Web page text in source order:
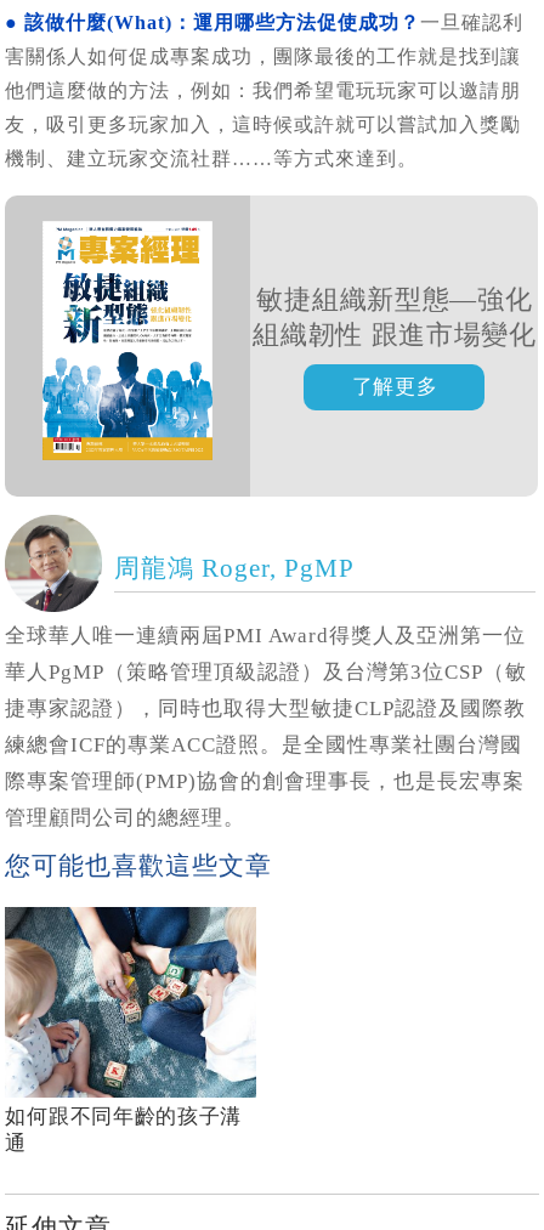
● 該做什麼(What)：運用哪些方法促使成功？一旦確認利
害關係人如何促成專案成功，團隊最後的工作就是找到讓
他們這麼做的方法，例如：我們希望電玩玩家可以邀請朋
友，吸引更多玩家加入，這時候或許就可以嘗試加入獎勵
機制、建立玩家交流社群……等方式來達到。
敏捷組織新型態—強化
組織韌性 跟進市場變化
周龍鴻 Roger, PgMP
全球華人唯一連續兩屆PMI Award得獎人及亞洲第一位
華人PgMP（策略管理頂級認證）及台灣第3位CSP（敏
捷專家認證），同時也取得大型敏捷CLP認證及國際教
練總會ICF的專業ACC證照。是全國性專業社團台灣國
際專案管理師(PMP)協會的創會理事長，也是長宏專案
管理顧問公司的總經理。
您可能也喜歡這些文章
如何跟不同年齡的孩子溝
通